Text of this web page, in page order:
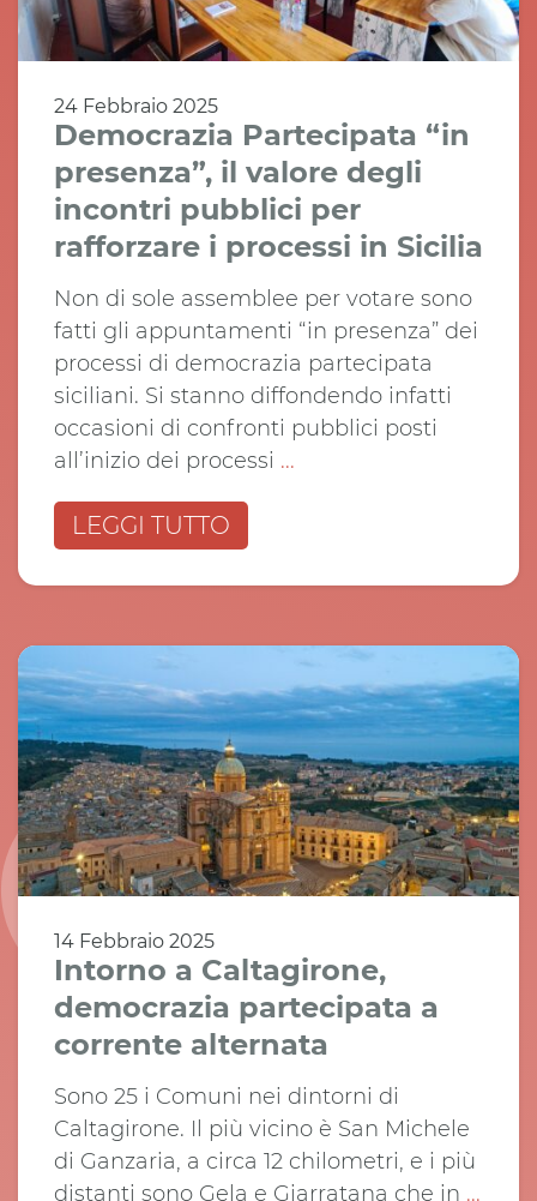
24 Febbraio 2025
Democrazia Partecipata “in
presenza”, il valore degli
incontri pubblici per
rafforzare i processi in Sicilia
Non di sole assemblee per votare sono
fatti gli appuntamenti “in presenza” dei
processi di democrazia partecipata
siciliani. Si stanno diffondendo infatti
occasioni di confronti pubblici posti
all’inizio dei processi ...
LEGGI TUTTO
14 Febbraio 2025
Intorno a Caltagirone,
democrazia partecipata a
corrente alternata
Sono 25 i Comuni nei dintorni di
Caltagirone. Il più vicino è San Michele
di Ganzaria, a circa 12 chilometri, e i più
distanti sono Gela e Giarratana che in ...